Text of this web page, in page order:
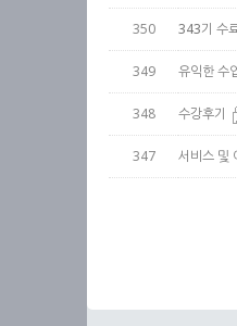
350 343기 수
349 유익한 수
348 수강후기
347 서비스 및